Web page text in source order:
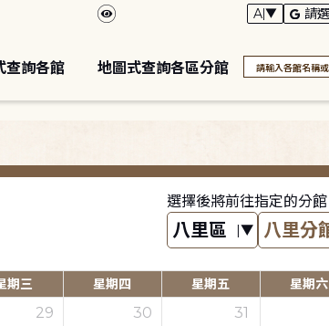
查詢各館 地圖式查詢各區分館
選擇後將前往指定的分館
期三 星期四 星期五 星期六
29
30
31